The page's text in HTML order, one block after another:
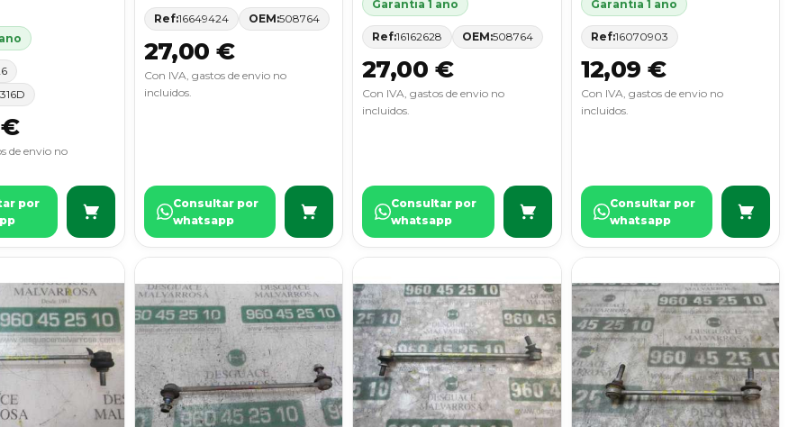
de envio no
por
Ref:16649424 OEM:508764
27,00 €
Con IVA, gastos de envio no
incluidos.
Consultar por
whatsapp
Garantia 1 ano
Ref:16162628 OEM:508764
27,00 €
Con IVA, gastos de envio no
incluidos.
Consultar por
whatsapp
Garantia 1 ano
Ref:16070903
12,09 €
Con IVA, gastos de envio no
incluidos.
Consultar por
whatsapp